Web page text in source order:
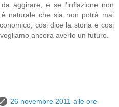
da aggirare, e se l'inflazione non
naturale che sia non potrà mai
cosi dice la storia e cosi
ancora averlo un futuro.
26 novembre 2011 alle ore